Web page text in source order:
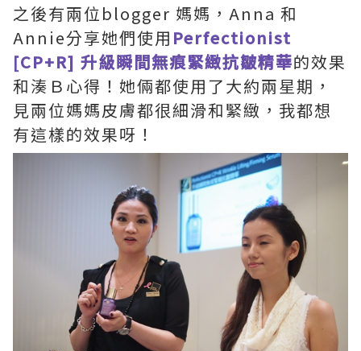
之後有兩位blogger 媽媽，Anna 和
Annie分享她們使用 Perfectionist
[CP+R] 升級瞬間無痕緊緻抗皺精華的效果
和湊Ｂ心得！她倆都使用了大約兩星期，
見兩位媽媽皮膚都很細滑和緊緻，我都想
有這樣的效果呀！